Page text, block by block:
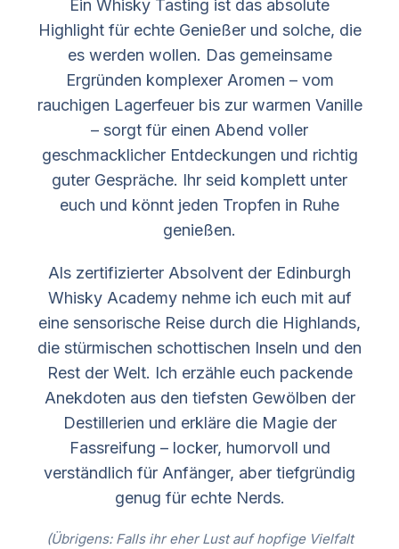
Ein Whisky Tasting ist das absolute
Highlight für echte Genießer und solche, die
es werden wollen. Das gemeinsame
Ergründen komplexer Aromen – vom
rauchigen Lagerfeuer bis zur warmen Vanille
– sorgt für einen Abend voller
geschmacklicher Entdeckungen und richtig
guter Gespräche. Ihr seid komplett unter
euch und könnt jeden Tropfen in Ruhe
genießen.
Als zertifizierter Absolvent der Edinburgh
Whisky Academy nehme ich euch mit auf
eine sensorische Reise durch die Highlands,
die stürmischen schottischen Inseln und den
Rest der Welt. Ich erzähle euch packende
Anekdoten aus den tiefsten Gewölben der
Destillerien und erkläre die Magie der
Fassreifung – locker, humorvoll und
verständlich für Anfänger, aber tiefgründig
genug für echte Nerds.
(Übrigens: Falls ihr eher Lust auf hopfige Vielfalt